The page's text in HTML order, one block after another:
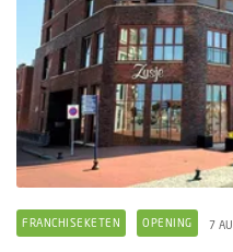
FRANCHISEKETEN OPENING 7